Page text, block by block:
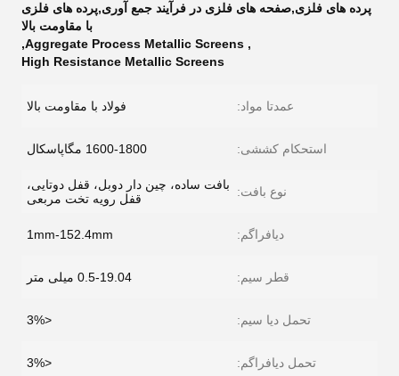
پرده های فلزی,صفحه های فلزی در فرآیند جمع آوری,پرده های فلزی
با مقاومت بالا
,
Aggregate Process Metallic Screens
,
High Resistance Metallic Screens
عمدتا مواد: فولاد با مقاومت بالا
استحکام کششی: 1600-1800 مگاپاسکال
نوع بافت:
بافت ساده، چین دار دوبل، قفل دوتایی،
قفل رویه تخت مربعی
دیافراگم: 1mm-152.4mm
قطر سیم: 0.5-19.04 میلی متر
تحمل دیا سیم: <3%
تحمل دیافراگم: <3%